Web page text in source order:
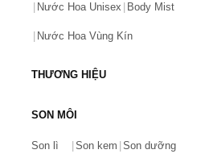
My Real Squeeze Mask
Green Gommage Peeling
phẩm hay mua hàng?
Hoặc gọi cho chúng tôi qua số
Nước Hoa Unisex Body Mist
Nước Hoa Vùng Kín
THƯƠNG HIỆU
SON MÔI
Son lì Son kem Son dưỡng